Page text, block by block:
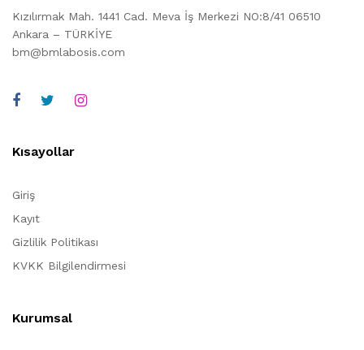
Kızılırmak Mah. 1441 Cad. Meva İş Merkezi NO:8/41 06510
Ankara – TÜRKİYE
bm@bmlabosis.com
Kısayollar
Giriş
Kayıt
Gizlilik Politikası
KVKK Bilgilendirmesi
Kurumsal